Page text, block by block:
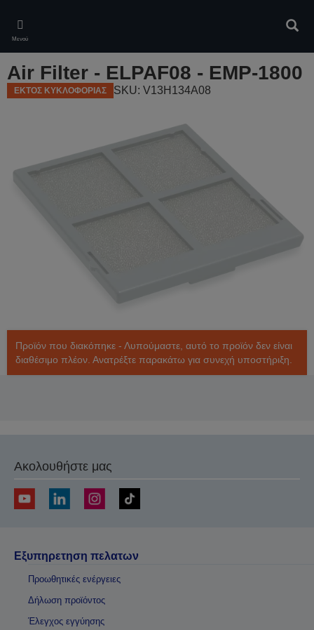
main
content
Μενού
Air Filter - ELPAF08 - EMP-1800
ΕΚΤΟΣ ΚΥΚΛΟΦΟΡΙΑΣ SKU: V13H134A08
Προϊόν που διακόπηκε - Λυπούμαστε, αυτό το προϊόν δεν είναι
διαθέσιμο πλέον. Ανατρέξτε παρακάτω για συνεχή υποστήριξη.
Ακολουθήστε μας
Εξυπηρετηση πελατων
Προωθητικές ενέργειες
Δήλωση προϊόντος
Έλεγχος εγγύησης